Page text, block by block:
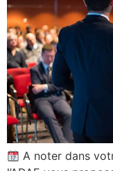
A noter dans